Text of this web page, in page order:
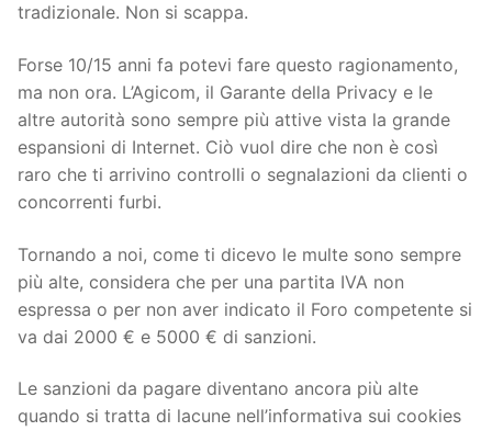
tradizionale. Non si scappa.
Forse 10/15 anni fa potevi fare questo ragionamento,
ma non ora. L’Agicom, il Garante della Privacy e le
altre autorità sono sempre più attive vista la grande
espansioni di Internet. Ciò vuol dire che non è così
raro che ti arrivino controlli o segnalazioni da clienti o
concorrenti furbi.
Tornando a noi, come ti dicevo le multe sono sempre
più alte, considera che per una partita IVA non
espressa o per non aver indicato il Foro competente si
va dai 2000 € e 5000 € di sanzioni.
Le sanzioni da pagare diventano ancora più alte
quando si tratta di lacune nell’informativa sui cookies